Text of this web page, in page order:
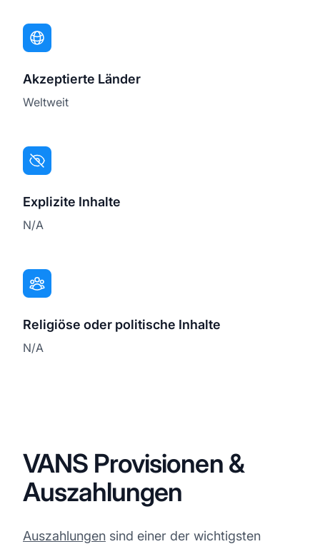
Akzeptierte Länder
Weltweit
Explizite Inhalte
N/A
Religiöse oder politische Inhalte
N/A
VANS Provisionen &
Auszahlungen
Auszahlungen sind einer der wichtigsten